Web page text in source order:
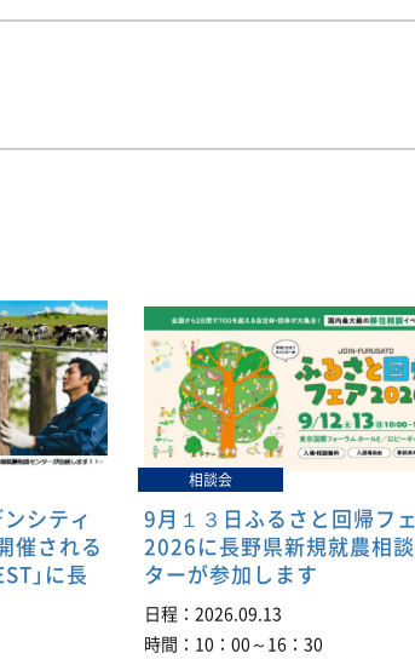
シティ
催される
」に長
相談会
9月１３日ふるさと回帰フ
2026に長野県新規就農相
ターが参加します
日程
2026.09.13
時間
10：00～16：30